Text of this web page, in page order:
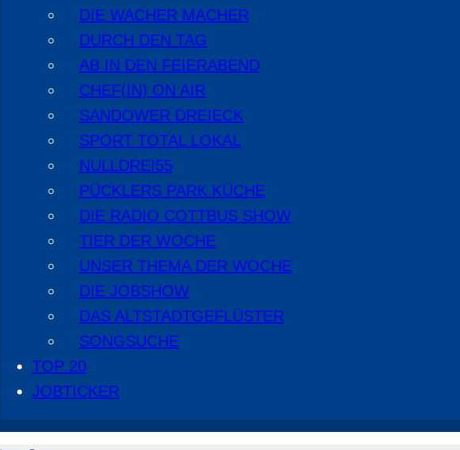
DIE WACHER MACHER
DURCH DEN TAG
AB IN DEN FEIERABEND
CHEF(IN) ON AIR
SANDOWER DREIECK
SPORT TOTAL LOKAL
NULLDREI55
PÜCKLERS PARK KÜCHE
DIE RADIO COTTBUS SHOW
TIER DER WOCHE
UNSER THEMA DER WOCHE
DIE JOBSHOW
DAS ALTSTADTGEFLÜSTER
SONGSUCHE
TOP 20
JOBTICKER